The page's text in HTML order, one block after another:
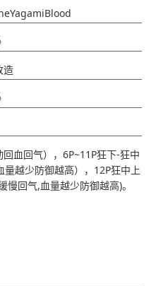
造
血回气），6P~11P狂下-狂中
量越少防御越高），12P狂中上
回气,血量越少防御越高)。